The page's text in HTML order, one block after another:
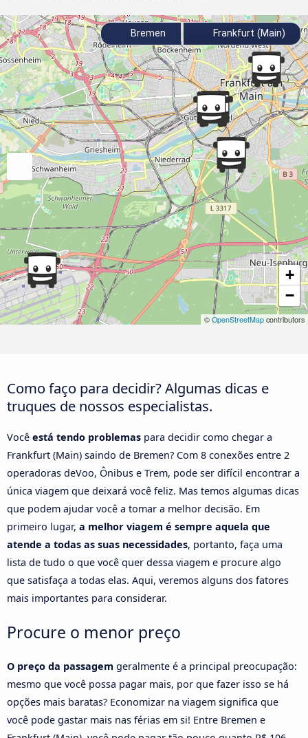
+
−
© OpenStreetMap contributors
Bremen Frankfurt (Main)
Como faço para decidir? Algumas dicas e
truques de nossos especialistas.
Você está tendo problemas para decidir como chegar a
Frankfurt (Main) saindo de Bremen? Com 8 conexões entre 2
operadoras deVoo, Ônibus e Trem, pode ser difícil encontrar a
única viagem que deixará você feliz. Mas temos algumas dicas
que podem ajudar você a tomar a melhor decisão. Em
primeiro lugar, a melhor viagem é sempre aquela que
atende a todas as suas necessidades, portanto, faça uma
lista de tudo o que você quer dessa viagem e procure algo
que satisfaça a todas elas. Aqui, veremos alguns dos fatores
mais importantes para considerar.
Procure o menor preço
O preço da passagem geralmente é a principal preocupação:
mesmo que você possa pagar mais, por que fazer isso se há
opções mais baratas? Economizar na viagem significa que
você pode gastar mais nas férias em si! Entre Bremen e